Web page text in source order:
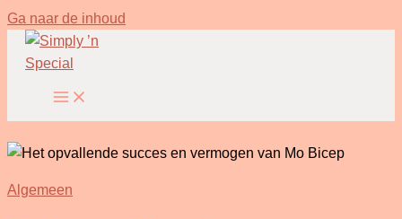
Ga naar de inhoud
Algemeen